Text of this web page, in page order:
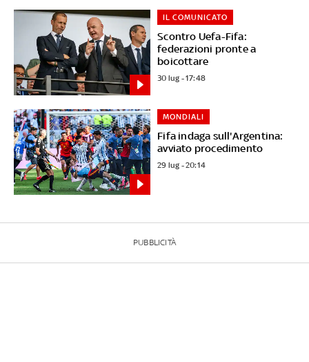
Scontro Uefa-Fifa:
federazioni pronte a
boicottare
IL COMUNICATO
30 lug - 17:48
Fifa indaga sull'Argentina:
avviato procedimento
MONDIALI
29 lug - 20:14
PUBBLICITÀ